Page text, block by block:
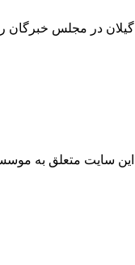
سایت متعلق به